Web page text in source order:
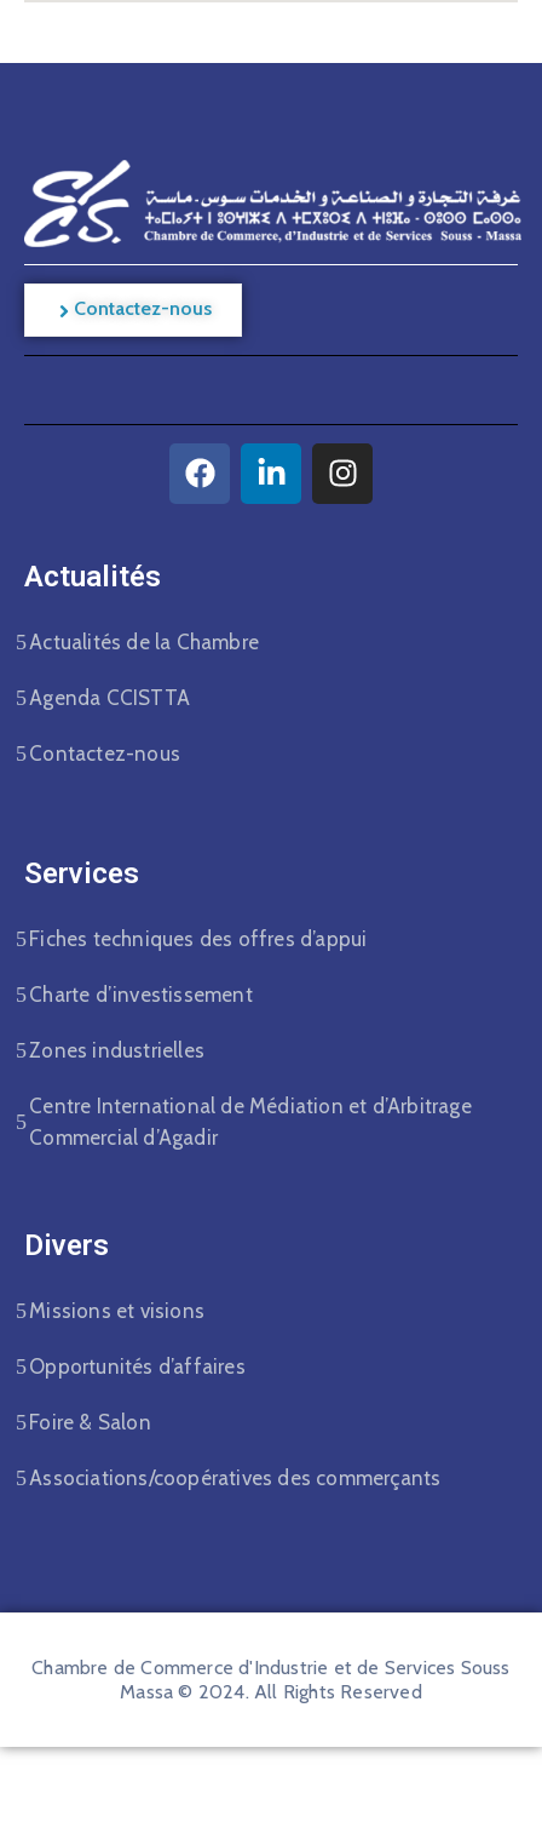
Contactez-nous
Actualités​
Actualités de la Chambre
Agenda CCISTTA
Contactez-nous
Services
Fiches techniques des offres d’appui
Charte d’investissement
Zones industrielles
Centre International de Médiation et d’Arbitrage
Commercial d’Agadir
Divers​
Missions et visions
Opportunités d’affaires
Foire & Salon
Associations/coopératives des commerçants
Chambre de Commerce d'Industrie et de Services Souss
Massa © 2024. All Rights Reserved